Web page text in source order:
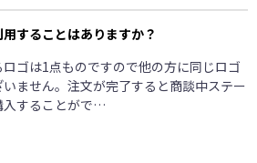
することはありますか？
ゴは1点ものですので他の方に同じロゴ
ません。注文が完了すると商談中ステー
入することがで…